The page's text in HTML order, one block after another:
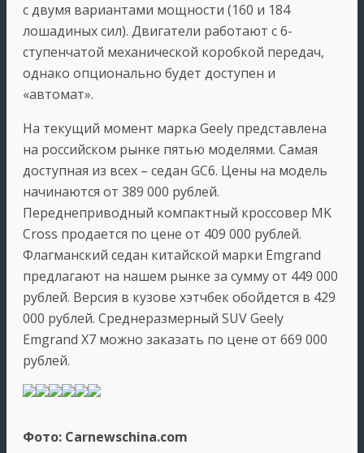
с двумя вариантами мощности (160 и 184
лошадиных сил). Двигатели работают с 6-
ступенчатой механической коробкой передач,
однако опционально будет доступен и
«автомат».
На текущий момент марка Geely представлена
на российском рынке пятью моделями. Самая
доступная из всех – седан GC6. Цены на модель
начинаются от 389 000 рублей.
Переднеприводный компактный кроссовер MK
Cross продается по цене от 409 000 рублей.
Флагманский седан китайской марки Emgrand
предлагают на нашем рынке за сумму от 449 000
рублей. Версия в кузове хэтчбек обойдется в 429
000 рублей. Среднеразмерный SUV Geely
Emgrand X7 можно заказать по цене от 669 000
рублей.
Фото: Carnewschina.com